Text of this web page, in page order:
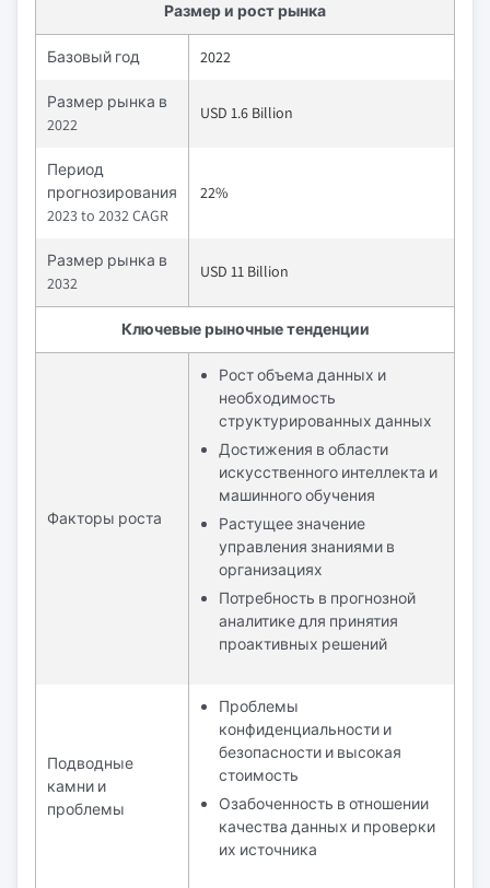
Размер и рост рынка
Базовый год 2022
Размер рынка в
2022
USD 1.6 Billion
Период
прогнозирования
2023 to 2032 CAGR
22%
Размер рынка в
2032
USD 11 Billion
Ключевые рыночные тенденции
Факторы роста
Рост объема данных и
необходимость
структурированных данных
Достижения в области
искусственного интеллекта и
машинного обучения
Растущее значение
управления знаниями в
организациях
Потребность в прогнозной
аналитике для принятия
проактивных решений
Подводные
камни и
проблемы
Проблемы
конфиденциальности и
безопасности и высокая
стоимость
Озабоченность в отношении
качества данных и проверки
их источника